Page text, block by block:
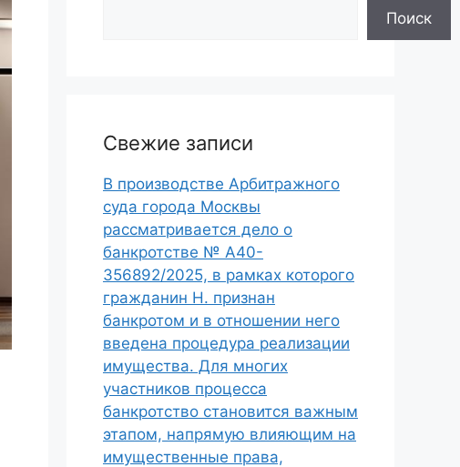
Поиск
Свежие записи
В производстве Арбитражного
суда города Москвы
рассматривается дело о
банкротстве № А40-
356892/2025, в рамках которого
гражданин Н. признан
банкротом и в отношении него
введена процедура реализации
имущества. Для многих
участников процесса
банкротство становится важным
этапом, напрямую влияющим на
имущественные права,